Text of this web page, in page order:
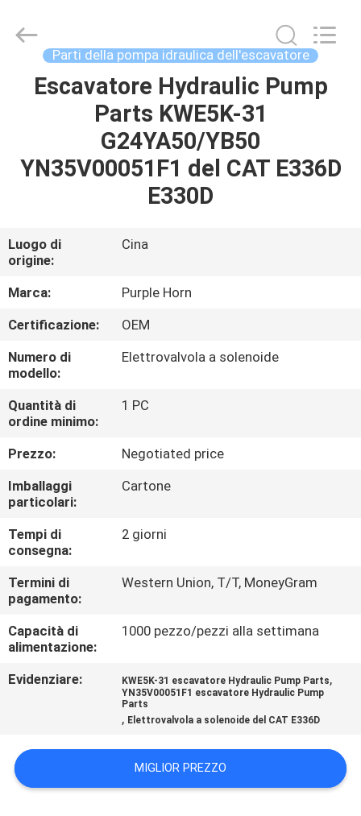
CASA
PRODOTTI
GIRO
DELLA
FABBRICA
CONTROLLO
DI
QUALITÀ
CONTATTICI
BLOG
RICHIEDA
UNA
CITAZIONE
NEWS
DEL
SITO
Parti della pompa idraulica dell'escavatore
Escavatore Hydraulic Pump
Parts KWE5K-31
G24YA50/YB50
YN35V00051F1 del CAT E336D
E330D
Luogo di
origine:
Cina
Marca:
Purple Horn
Certificazione:
OEM
Numero di
modello:
Elettrovalvola a solenoide
Quantità di
ordine minimo:
1 PC
Prezzo:
Negotiated price
Imballaggi
particolari:
Cartone
Tempi di
consegna:
2 giorni
Termini di
pagamento:
Western Union, T/T, MoneyGram
Capacità di
alimentazione:
1000 pezzo/pezzi alla settimana
Evidenziare: KWE5K-31 escavatore Hydraulic Pump Parts,
YN35V00051F1 escavatore Hydraulic Pump
Parts
, Elettrovalvola a solenoide del CAT E336D
MIGLIOR PREZZO